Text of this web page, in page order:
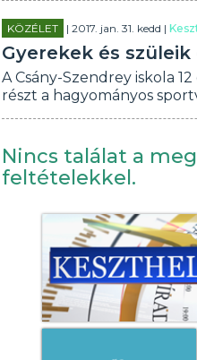
KÖZÉLET | 2017. jan. 31. kedd |
Gyerekek és
A Csány-Szendrey iskola
részt a hagyományos
Nincs találat a
feltételekkel.